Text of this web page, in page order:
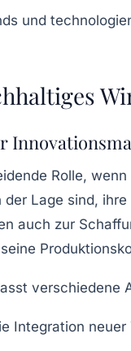
Rolle,
Lage sind,
auch zur
verschiedene
Integration